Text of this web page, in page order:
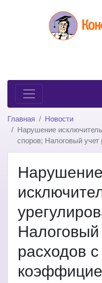
Главная
Новости
Нарушение
споров; Налоговый
Нарушение
Налоговый
расходов с